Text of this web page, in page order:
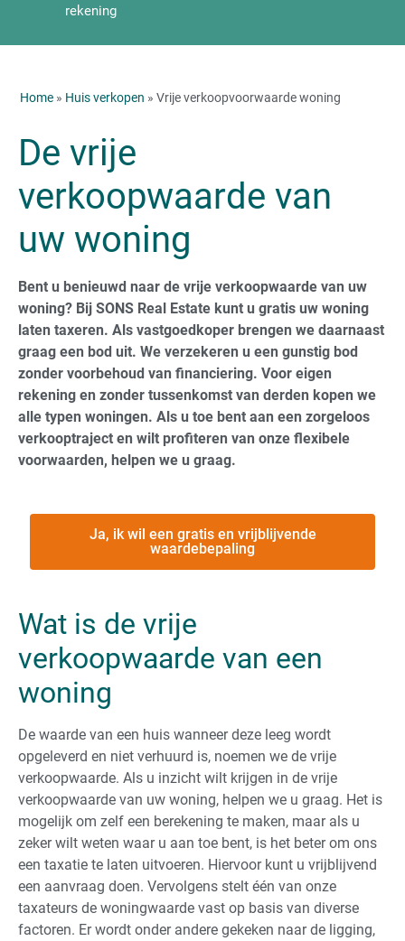
rekening
Home » Huis verkopen » Vrije verkoopvoorwaarde woning
De vrije
verkoopwaarde van
uw woning
Bent u benieuwd naar de vrije verkoopwaarde van uw
woning? Bij SONS Real Estate kunt u gratis uw woning
laten taxeren. Als vastgoedkoper brengen we daarnaast
graag een bod uit. We verzekeren u een gunstig bod
zonder voorbehoud van financiering. Voor eigen
rekening en zonder tussenkomst van derden kopen we
alle typen woningen. Als u toe bent aan een zorgeloos
verkooptraject en wilt profiteren van onze flexibele
voorwaarden, helpen we u graag.
Ja, ik wil een gratis en vrijblijvende
waardebepaling
Wat is de vrije
verkoopwaarde van een
woning
De waarde van een huis wanneer deze leeg wordt
opgeleverd en niet verhuurd is, noemen we de vrije
verkoopwaarde. Als u inzicht wilt krijgen in de vrije
verkoopwaarde van uw woning, helpen we u graag. Het is
mogelijk om zelf een berekening te maken, maar als u
zeker wilt weten waar u aan toe bent, is het beter om ons
een taxatie te laten uitvoeren. Hiervoor kunt u vrijblijvend
een aanvraag doen. Vervolgens stelt één van onze
taxateurs de woningwaarde vast op basis van diverse
factoren. Er wordt onder andere gekeken naar de ligging,